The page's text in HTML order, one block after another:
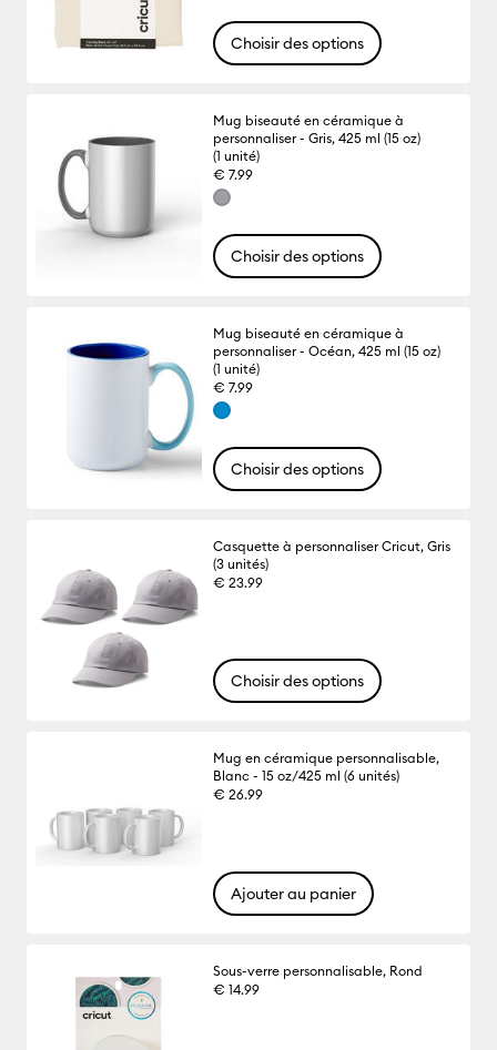
Choisir des options
Mug biseauté en céramique à
personnaliser - Gris, 425 ml (15 oz)
(1 unité)
€ 7.99
Choisir des options
Mug biseauté en céramique à
personnaliser - Océan, 425 ml (15 oz)
(1 unité)
€ 7.99
Choisir des options
Casquette à personnaliser Cricut, Gris
(3 unités)
€ 23.99
Choisir des options
Mug en céramique personnalisable,
Blanc - 15 oz/425 ml (6 unités)
€ 26.99
Ajouter au panier
Sous-verre personnalisable, Rond
€ 14.99